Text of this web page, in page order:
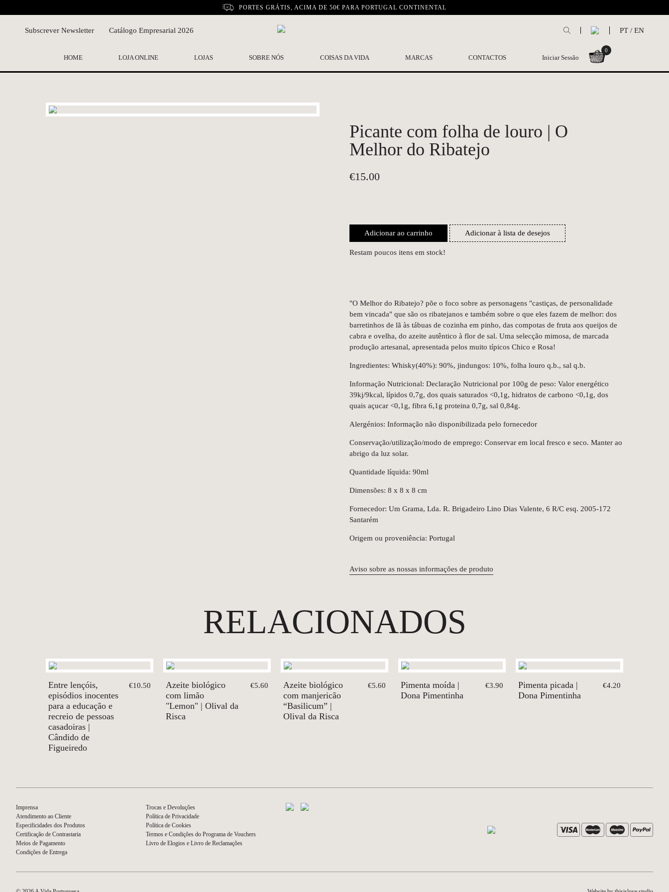
PORTES GRÁTIS, ACIMA DE 50€ PARA PORTUGAL CONTINENTAL
Subscrever Newsletter Catálogo Empresarial 2026 PT / EN
HOME LOJA ONLINE LOJAS SOBRE NÓS COISAS DA VIDA MARCAS CONTACTOS Iniciar Sessão
0
Picante com folha de louro | O
Melhor do Ribatejo
€15.00
Adicionar ao carrinho Adicionar à lista de desejos
Restam poucos itens em stock!
"O Melhor do Ribatejo? põe o foco sobre as personagens "castiças, de personalidade
bem vincada" que são os ribatejanos e também sobre o que eles fazem de melhor: dos
barretinhos de lã às tábuas de cozinha em pinho, das compotas de fruta aos queijos de
cabra e ovelha, do azeite autêntico à flor de sal. Uma selecção mimosa, de marcada
produção artesanal, apresentada pelos muito típicos Chico e Rosa!
Ingredientes: Whisky(40%): 90%, jindungos: 10%, folha louro q.b., sal q.b.
Informação Nutricional: Declaração Nutricional por 100g de peso: Valor energético
39kj/9kcal, lípidos 0,7g, dos quais saturados <0,1g, hidratos de carbono <0,1g, dos
quais açucar <0,1g, fibra 6,1g proteina 0,7g, sal 0,84g.
Alergénios: Informação não disponibilizada pelo fornecedor
Conservação/utilização/modo de emprego: Conservar em local fresco e seco. Manter ao
abrigo da luz solar.
Quantidade líquida: 90ml
Dimensões: 8 x 8 x 8 cm
Fornecedor: Um Grama, Lda. R. Brigadeiro Lino Dias Valente, 6 R/C esq. 2005-172
Santarém
Origem ou proveniência: Portugal
Aviso sobre as nossas informações de produto
RELACIONADOS
Entre lençóis,
episódios inocentes
para a educação e
recreio de pessoas
casadoiras |
Cândido de
Figueiredo
€10.50
Azeite biológico
com limão
"Lemon" | Olival da
Risca
€5.60
Azeite biológico
com manjericão
“Basilicum” |
Olival da Risca
€5.60
Pimenta moída |
Dona Pimentinha
€3.90
Pimenta picada |
Dona Pimentinha
€4.20
Imprensa
Atendimento ao Cliente
Especificidades dos Produtos
Certificação de Contrastaria
Meios de Pagamento
Condições de Entrega
Trocas e Devoluções
Política de Privacidade
Política de Cookies
Termos e Condições do Programa de Vouchers
Livro de Elogios e Livro de Reclamações